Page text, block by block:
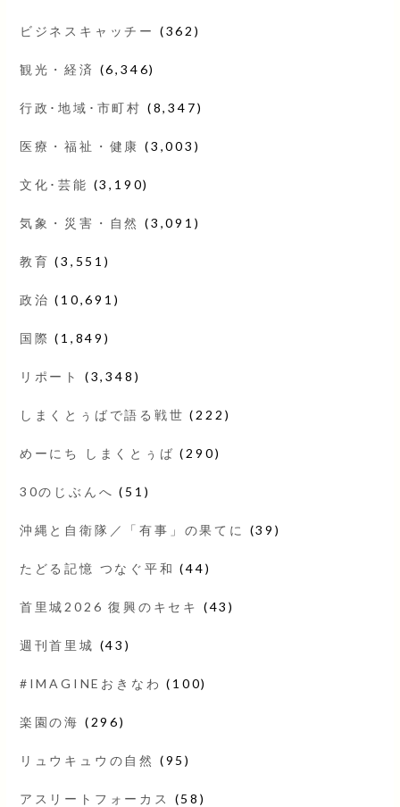
ビジネスキャッチー (362)
観光・経済 (6,346)
行政･地域･市町村 (8,347)
医療・福祉・健康 (3,003)
文化･芸能 (3,190)
気象・災害・自然 (3,091)
教育 (3,551)
政治 (10,691)
国際 (1,849)
リポート (3,348)
しまくとぅばで語る戦世 (222)
めーにち しまくとぅば (290)
30のじぶんへ (51)
沖縄と自衛隊／「有事」の果てに (39)
たどる記憶 つなぐ平和 (44)
首里城2026 復興のキセキ (43)
週刊首里城 (43)
#IMAGINEおきなわ (100)
楽園の海 (296)
リュウキュウの自然 (95)
アスリートフォーカス (58)